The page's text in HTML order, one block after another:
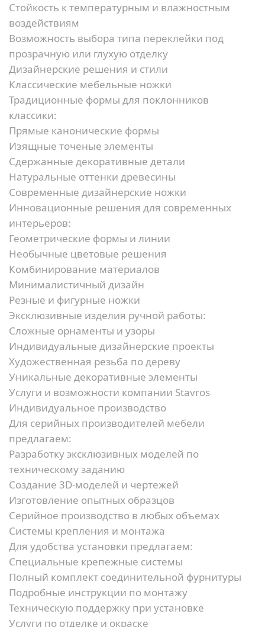
Стойкость к температурным и влажностным
воздействиям
Возможность выбора типа переклейки под
прозрачную или глухую отделку
Дизайнерские решения и стили
Классические мебельные ножки
Традиционные формы для поклонников
классики:
Прямые канонические формы
Изящные точеные элементы
Сдержанные декоративные детали
Натуральные оттенки древесины
Современные дизайнерские ножки
Инновационные решения для современных
интерьеров:
Геометрические формы и линии
Необычные цветовые решения
Комбинирование материалов
Минималистичный дизайн
Резные и фигурные ножки
Эксклюзивные изделия ручной работы:
Сложные орнаменты и узоры
Индивидуальные дизайнерские проекты
Художественная резьба по дереву
Уникальные декоративные элементы
Услуги и возможности компании Stavros
Индивидуальное производство
Для серийных производителей мебели
предлагаем:
Разработку эксклюзивных моделей по
техническому заданию
Создание 3D-моделей и чертежей
Изготовление опытных образцов
Серийное производство в любых объемах
Системы крепления и монтажа
Для удобства установки предлагаем:
Специальные крепежные системы
Полный комплект соединительной фурнитуры
Подробные инструкции по монтажу
Техническую поддержку при установке
Услуги по отделке и окраске